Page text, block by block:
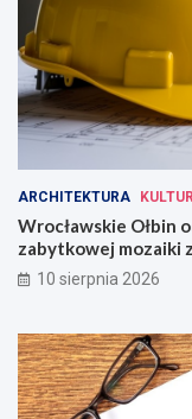
ą
s
k
a
!
ARCHITEKTURA
Wrocławskie Ołbin
zabytkowej mozaiki
10 sierpnia 2026